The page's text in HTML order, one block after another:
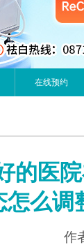
在线预约
的医
怎么调
作